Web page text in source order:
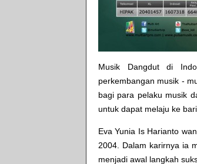
Musik Dangdut di
perkembangan musik -
bagi para pelaku musik
untuk dapat melaju ke
Eva Yunia Is Harianto
2004. Dalam karirnya ia
menjadi awal langkah